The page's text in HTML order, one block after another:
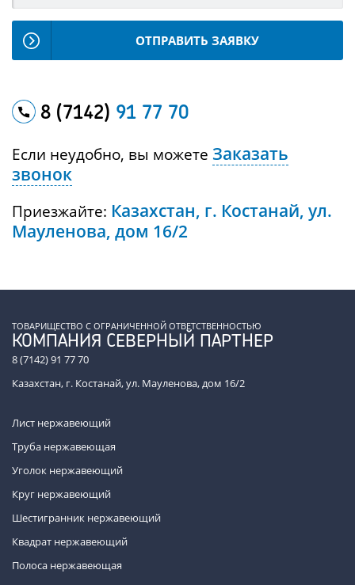
ОТПРАВИТЬ ЗАЯВКУ
8 (7142) 91 77 70
Если неудобно, вы можете Заказать
звонок
Приезжайте: Казахстан, г. Костанай, ул.
Мауленова, дом 16/2
ТОВАРИЩЕСТВО С ОГРАНИЧЕННОЙ ОТВЕТСТВЕННОСТЬЮ
КОМПАНИЯ СЕВЕРНЫЙ ПАРТНЕР
8 (7142) 91 77 70
Казахстан, г. Костанай, ул. Мауленова, дом 16/2
Лист нержавеющий
Труба нержавеющая
Уголок нержавеющий
Круг нержавеющий
Шестигранник нержавеющий
Квадрат нержавеющий
Полоса нержавеющая